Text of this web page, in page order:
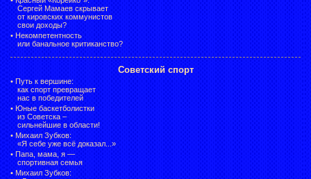
Сергей Мамаев скрывает
от кировских коммунистов
свои доходы?
• Некомпетентность
или банальное критиканство?
Советский спорт
• Путь к вершине:
как спорт превращает
нас в победителей
• Юные баскетболистки
из Советска –
сильнейшие в области!
• Михаил Зубков:
«Я себе уже всё доказал...»
• Папа, мама, я —
спортивная семья
• Михаил Зубков: